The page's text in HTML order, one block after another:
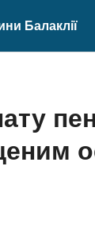
Балаклії